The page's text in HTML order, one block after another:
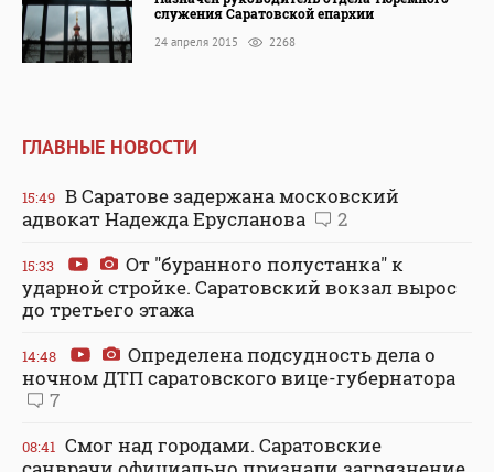
служения Саратовской епархии
24 апреля 2015 2268
ГЛАВНЫЕ НОВОСТИ
15:49 В Саратове задержана московский
адвокат Надежда Ерусланова
2
15:33
От "буранного полустанка" к
ударной стройке. Саратовский вокзал вырос
до третьего этажа
14:48
Определена подсудность дела о
ночном ДТП саратовского вице-губернатора
7
08:41 Смог над городами. Саратовские